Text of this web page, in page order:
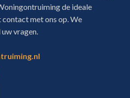
de ideale
met ons op. We
vragen.